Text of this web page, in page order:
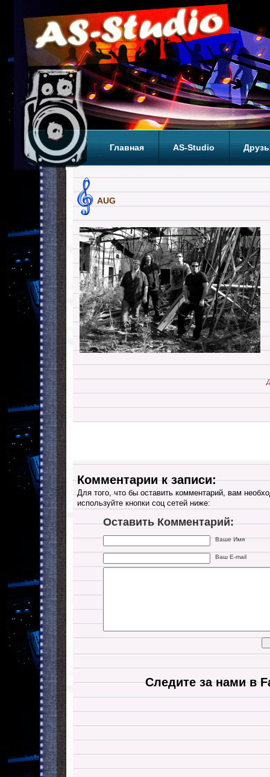
Главная AS-Studio
AUG
Комментарии к записи:
Для того, что бы оставить комментарий, вам
используйте кнопки соц сетей ниже:
Оставить Комментарий:
Ваше Имя
Ваш E-mail
Следите за нами в